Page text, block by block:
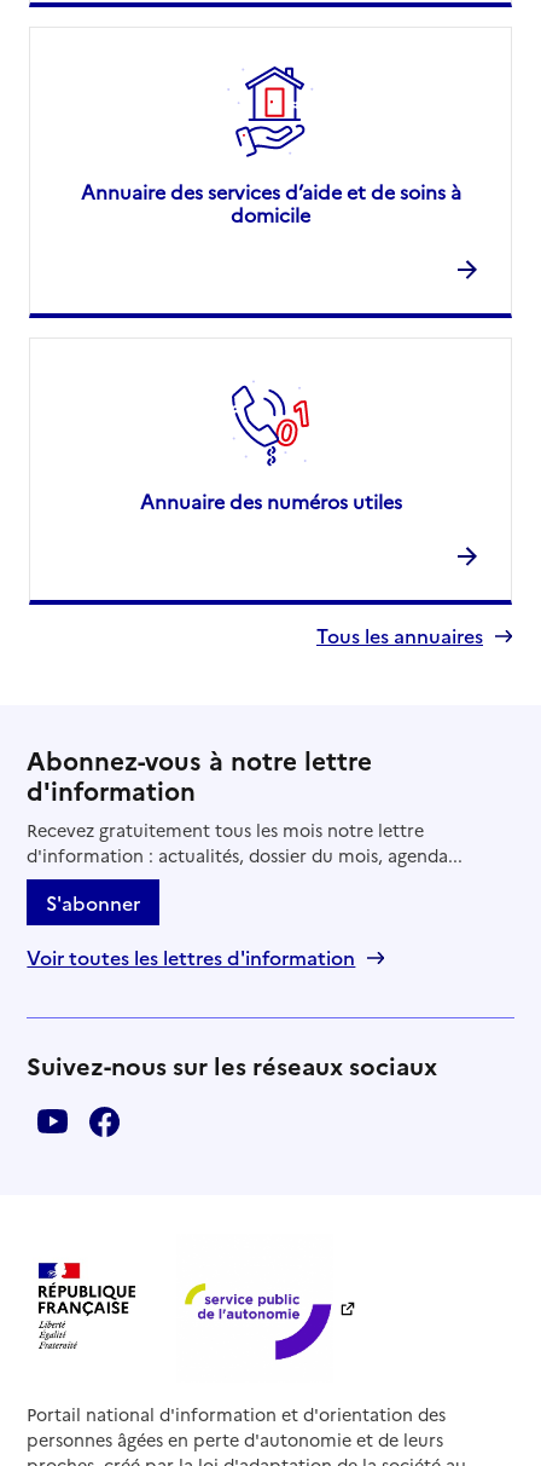
Annuaire des services d’aide et de soins à
domicile
Annuaire des numéros utiles
Tous les annuaires
Abonnez-vous à notre lettre
d'information
Recevez gratuitement tous les mois notre lettre
d'information : actualités, dossier du mois, agenda...
S'abonner
Voir toutes les lettres d'information
Suivez-nous sur les réseaux sociaux
Portail national d'information et d'orientation des
personnes âgées en perte d'autonomie et de leurs